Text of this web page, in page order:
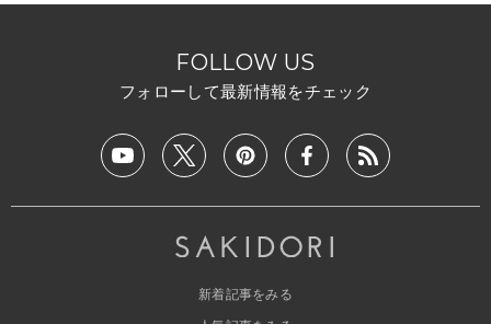
FOLLOW US
フォローして最新情報をチェック
新着記事をみる